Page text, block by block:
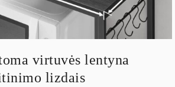
virtuvės lentyna
lizdais